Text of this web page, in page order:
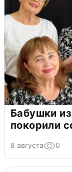
Бабушки
покорили
8 августа 0